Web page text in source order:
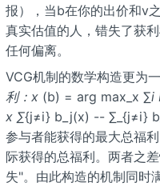
报），当b在你的出价和v
真实估值的人，错失了获
任何偏离。
VCG机制的数学构造更为
利：x(b) = arg max_x ∑i
x ∑{j≠i} b_j(x) -- ∑_{j≠i}
参与者能获得的最大总福
际获得的总福利。两者之
失"。由此构造的机制同时